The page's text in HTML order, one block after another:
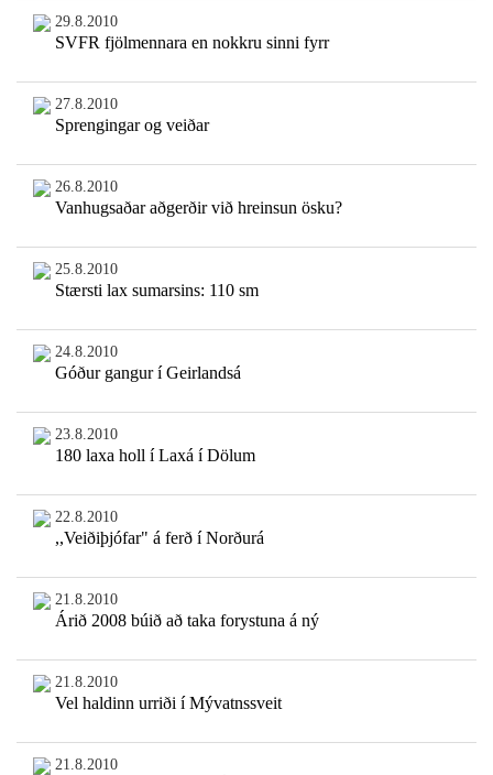
29.8.2010
SVFR fjölmennara en nokkru sinni fyrr
27.8.2010
Sprengingar og veiðar
26.8.2010
Vanhugsaðar aðgerðir við hreinsun ösku?
25.8.2010
Stærsti lax sumarsins: 110 sm
24.8.2010
Góður gangur í Geirlandsá
23.8.2010
180 laxa holl í Laxá í Dölum
22.8.2010
,,Veiðiþjófar" á ferð í Norðurá
21.8.2010
Árið 2008 búið að taka forystuna á ný
21.8.2010
Vel haldinn urriði í Mývatnssveit
21.8.2010